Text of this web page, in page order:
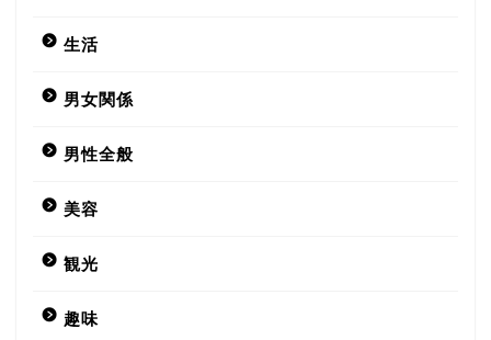
生活
男女関係
男性全般
美容
観光
趣味